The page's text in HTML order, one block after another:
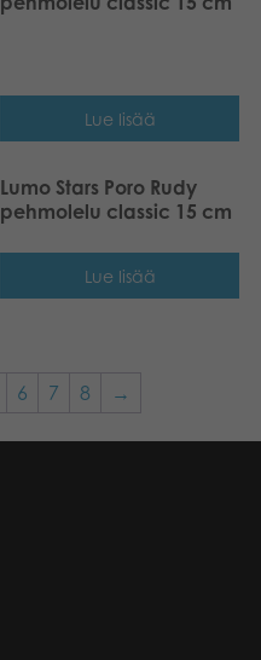
Lue lisää
Lumo Stars Poro Rudy
pehmolelu classic 15 cm
Lue lisää
6 7 8 →